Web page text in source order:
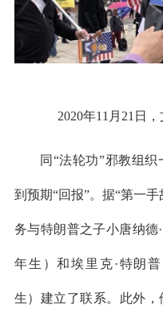
2020年11月21日
同“法轮功”邪教组
到预期“回报”。据“第一
务与特朗普之子小唐纳德
年生）和埃里克·特朗普
生）建立了联系。此外